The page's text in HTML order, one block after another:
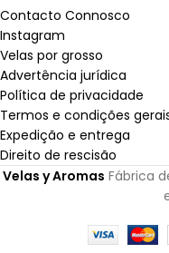
Contacto Connosco
Instagram
Velas por grosso
Advertência jurídica
Política de privacidade
Termos e condições
Expedição e entrega
Direito de rescisão
Velas y Aromas Fábrica